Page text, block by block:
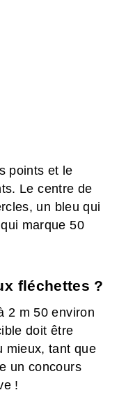
points et le
Le centre de
un bleu qui
marque 50
fléchettes ?
2 m 50 environ
doit être
mieux, tant que
un concours
!